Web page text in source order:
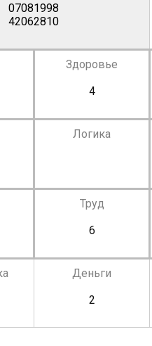
07081998
42062810
Здоровье
4
Логика
Труд
6
Деньги
2